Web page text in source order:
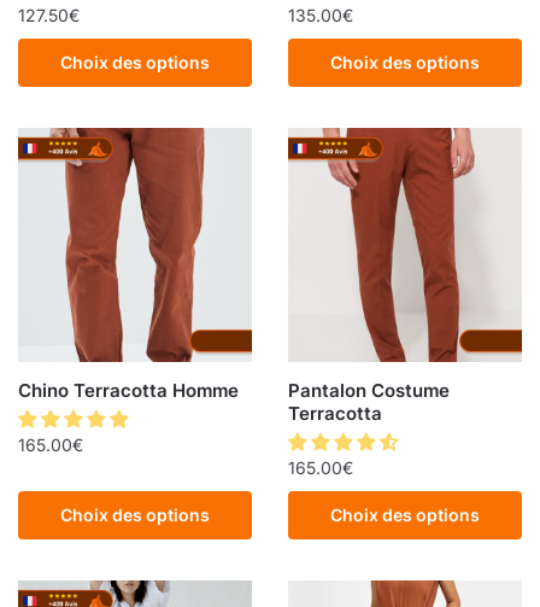
127.50€
Choix des options
135.00€
Choix des options
Chino Terracotta Homme
165.00€
Choix des options
Pantalon Costume
Terracotta
165.00€
Choix des options